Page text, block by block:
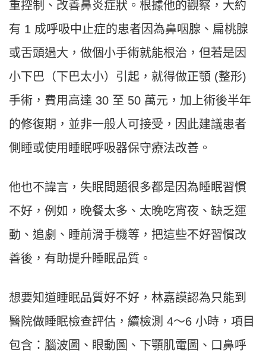
重控制、改善鼻炎症狀。根據他的觀察，大約
有 1 成呼吸中止症的患者因為鼻咽腺、扁桃腺
或舌頭過大，做個小手術就能根治，但若是因
小下巴（下巴太小）引起，就得做正顎 (整形)
手術，費用高達 30 至 50 萬元，加上術後半年
的修復期，並非一般人可接受，因此建議患者
側睡或使用睡眠呼吸器保守療法改善。
他也不諱言，失眠問題很多都是因為睡眠習慣
不好，例如，晚餐太多、太晚吃宵夜、缺乏運
動、追劇、睡前滑手機等，把這些不好習慣改
善後，有助提升睡眠品質。
想要知道睡眠品質好不好，林嘉謨認為只能到
醫院做睡眠檢查評估，續檢測 4～6 小時，項目
包含：腦波圖、眼動圖、下顎肌電圖、口鼻呼